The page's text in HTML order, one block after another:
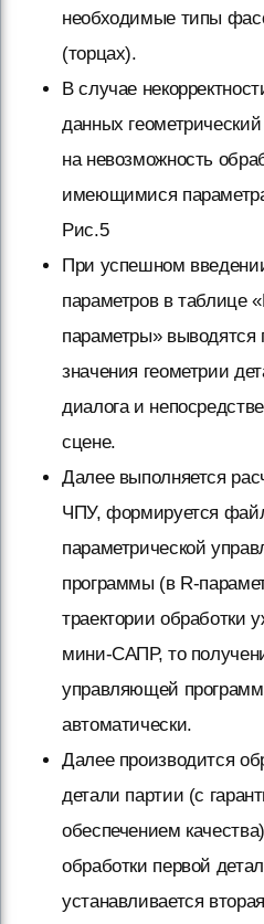
необходимые типы
(торцах).
В случае
данных геометрический
на невозможность
имеющимися
Рис.5
При успешном
параметров в таблице
параметры» выводятся
значения геометрии
диалога и
сцене.
Далее выполняется
ЧПУ, формируется
параметрической
программы (в R-
траектории обработки
мини-САПР, то
управляющей
автоматически.
Далее производится
детали партии (с
обеспечением
обработки первой
устанавливается